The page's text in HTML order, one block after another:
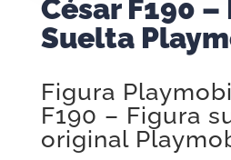
César F190
Suelta
Figura
F190 – Figura
original